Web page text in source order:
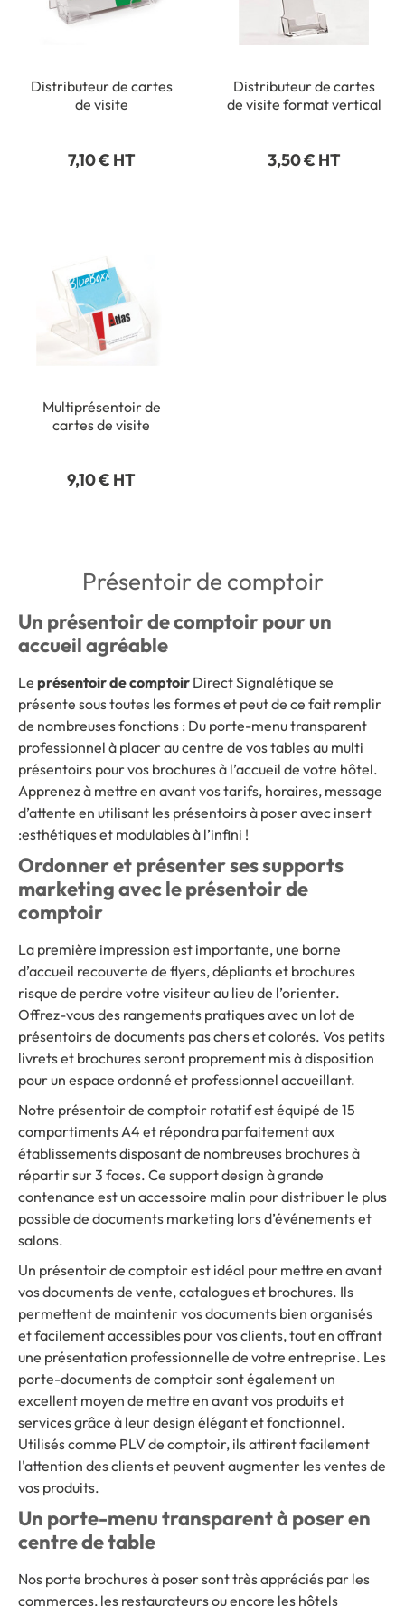
Distributeur de cartes
de visite
7,10 € HT
Distributeur de cartes
de visite format vertical
3,50 € HT
Multiprésentoir de
cartes de visite
9,10 € HT
Présentoir de comptoir
Un présentoir de comptoir pour un
accueil agréable
Le présentoir de comptoir Direct Signalétique se
présente sous toutes les formes et peut de ce fait remplir
de nombreuses fonctions : Du porte-menu transparent
professionnel à placer au centre de vos tables au multi
présentoirs pour vos brochures à l’accueil de votre hôtel.
Apprenez à mettre en avant vos tarifs, horaires, message
d’attente en utilisant les présentoirs à poser avec insert
:esthétiques et modulables à l’infini !
Ordonner et présenter ses supports
marketing avec le présentoir de
comptoir
La première impression est importante, une borne
d’accueil recouverte de flyers, dépliants et brochures
risque de perdre votre visiteur au lieu de l’orienter.
Offrez-vous des rangements pratiques avec un lot de
présentoirs de documents pas chers et colorés. Vos petits
livrets et brochures seront proprement mis à disposition
pour un espace ordonné et professionnel accueillant.
Notre présentoir de comptoir rotatif est équipé de 15
compartiments A4 et répondra parfaitement aux
établissements disposant de nombreuses brochures à
répartir sur 3 faces. Ce support design à grande
contenance est un accessoire malin pour distribuer le plus
possible de documents marketing lors d’événements et
salons.
Un présentoir de comptoir est idéal pour mettre en avant
vos documents de vente, catalogues et brochures. Ils
permettent de maintenir vos documents bien organisés
et facilement accessibles pour vos clients, tout en offrant
une présentation professionnelle de votre entreprise. Les
porte-documents de comptoir sont également un
excellent moyen de mettre en avant vos produits et
services grâce à leur design élégant et fonctionnel.
Utilisés comme PLV de comptoir, ils attirent facilement
l'attention des clients et peuvent augmenter les ventes de
vos produits.
Un porte-menu transparent à poser en
centre de table
Nos porte brochures à poser sont très appréciés par les
commerces, les restaurateurs ou encore les hôtels